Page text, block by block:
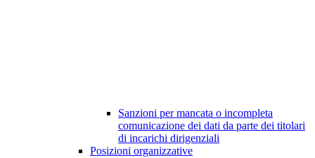
Sanzioni per mancata o incompleta
comunicazione dei dati da parte dei titolari
di incarichi dirigenziali
Posizioni organizzative